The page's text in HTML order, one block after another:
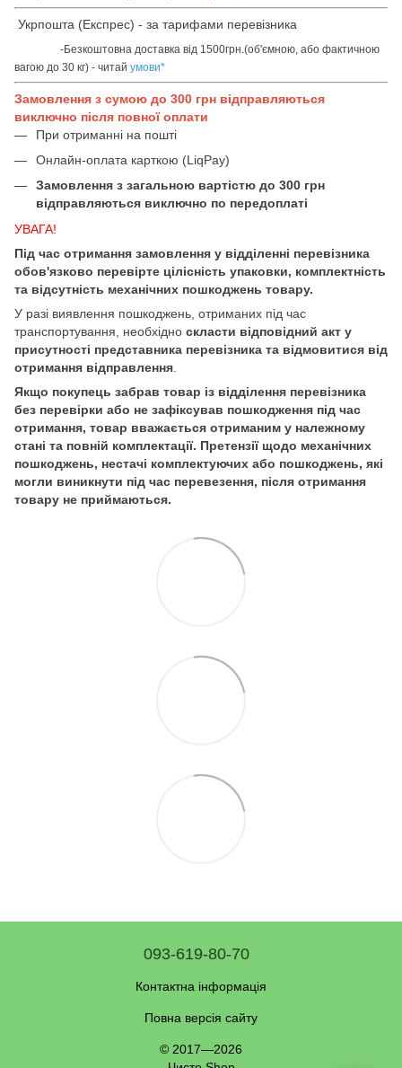
Укрпошта (Експрес) - за тарифами перевізника
-Безкоштовна доставка від 1500грн.(об'ємною, або фактичною
вагою до 30 кг) - читай умови*
Замовлення з сумою до 300 грн відправляються
виключно після повної оплати
При отриманні на пошті
Онлайн-оплата карткою (LiqPay)
Замовлення з загальною вартістю до 300 грн
відправляються виключно по передоплаті
УВАГА!
Під час отримання замовлення у відділенні перевізника
обов'язково перевірте цілісність упаковки, комплектність
та відсутність механічних пошкоджень товару.
У разі виявлення пошкоджень, отриманих під час
транспортування, необхідно скласти відповідний акт у
присутності представника перевізника та відмовитися від
отримання відправлення
Якщо покупець забрав товар із відділення перевізника
без перевірки або не зафіксував пошкодження під час
отримання, товар вважається отриманим у належному
стані та повній комплектації. Претензії щодо механічних
пошкоджень, нестачі комплектуючих або пошкоджень, які
могли виникнути під час перевезення, після отримання
товару не приймаються.
093-619-80-70
Контактна інформація
Повна версія сайту
© 2017—2026